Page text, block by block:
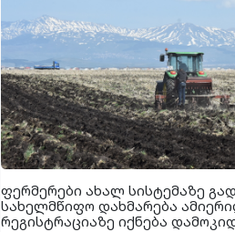
ფერმერები ახალ სისტემაზე
სახელმწიფო დახმარება
რეგისტრაციაზე იქნება